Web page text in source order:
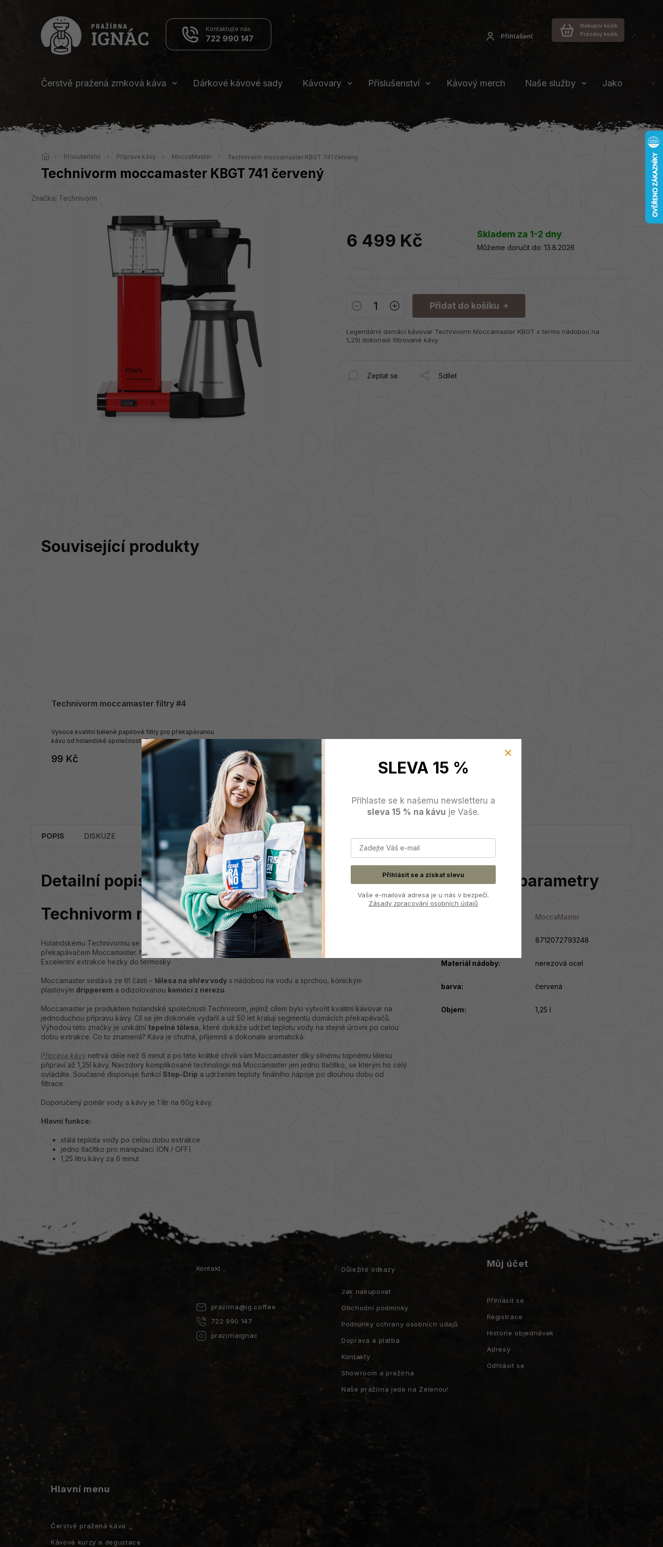
722 990 147 Přihlášení
Nákupní košík
Prázdný košík
Čerstvě pražená zrnková káva Dárkové kávové sady Kávovary Příslušenství Kávový merch Naše služby Jakou vybrat
Příslušenství Příprava kávy MoccaMaster Technivorm moccamaster KBGT 741 červený
Technivorm moccamaster KBGT 741 červený
Značka: Technivorm
6 499 Kč Skladem za 1-2 dny
Můžeme doručit do: 13.8.2026
Přidat do košíku
Legendární domácí kávovar Technivorm Moccamaster KBGT s termo nádobou na
1,25l dokonalé filtrované kávy.
Zeptat se Sdílet
Související produkty
Technivorm moccamaster filtry #4
99 Kč
Vysoce kvalitní bělené papírové filtry pro překapávanou
kávu od holandské společnosti Technivorm
POPIS DISKUZE
Detailní popis produktu
Technivorm moccamaster KBGT 741 červený
Holandskému Technivormu se podařilo dobýt tisíce kuchyní i kancelářských kuchyněk
překapávačem Moccamaster. Na doslova jedno cvaknutí vám během pár minut obstará skvělou filtrovanou kávu.
Excelentní extrakce hezky do termosky.
Moccamaster sestává ze tří částí – tělesa na ohřev vody s nádobou na vodu a sprchou, kónickým
plastovým dripperem a odizolovanou konvicí z nerezu.
Moccamaster je produktem holandské společnosti Technivorm, jejímž cílem bylo vytvořit kvalitní kávovar na
jednoduchou přípravu kávy. Cíl se jim dokonale vydařil a už 50 let kralují segmentu domácích překapávačů.
Výhodou této značky je unikátní tepelné těleso , které dokáže udržet teplotu vody na stejné úrovni po celou
dobu extrakce. Co to znamená? Káva je chutná, příjemná a dokonale aromatická.
Příprava kávy netrvá déle než 6 minut a po této krátké chvíli vám Moccamaster díky silnému topnému tělesu
připraví až 1,25l kávy. Navzdory komplikované technologii má Moccamaster jen jedno tlačítko, se kterým ho celý
ovládáte. Současně disponuje funkcí Stop-Drip a udržením teploty finálního nápoje po dlouhou dobu od
filtrace.
Doporučený poměr vody a kávy je 1 litr na 60g kávy.
Hlavní funkce:
stálá teplota vody po celou dobu extrakce
jedno tlačítko pro manipulaci (ON / OFF)
1,25 litru kávy za 6 minut
Doplňkové parametry
MoccaMaster
8712072793248
Materiál nádoby: nerezová ocel
barva: červená
Objem: 1,25 l
á
Kontakt
prazirna@ig.coffee
722 990 147
prazirnaignac
Důležité odkazy
Jak nakupovat
Obchodní podmínky
Podmínky ochrany osobních údajů
Doprava a platba
Kontakty
Showroom a pražírna
Naše pražírna jede na Zelenou!
Můj účet
Přihlásit se
Registrace
Historie objednávek
Adresy
Odhlásit se
Hlavní menu
Čerstvě pražená káva
Kávové kurzy a degustace
SLEVA 15 %
Přihlaste se k našemu newsletteru a
sleva 15 % na kávu je Vaše.
Přihlásit se a získat slevu
Vaše e-mailová adresa je u nás v bezpečí.
Zásady zpracování osobních údajů